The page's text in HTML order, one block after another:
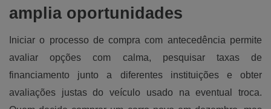
amplia oportunidades
Iniciar o processo de compra com antecedência permite
avaliar opções com calma, pesquisar taxas de
financiamento junto a diferentes instituições e obter
avaliações justas do veículo usado na eventual troca.